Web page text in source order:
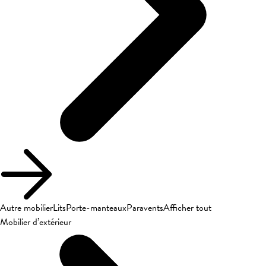
Autre mobilierLitsPorte-manteauxParaventsAfficher tout
Mobilier d’extérieur